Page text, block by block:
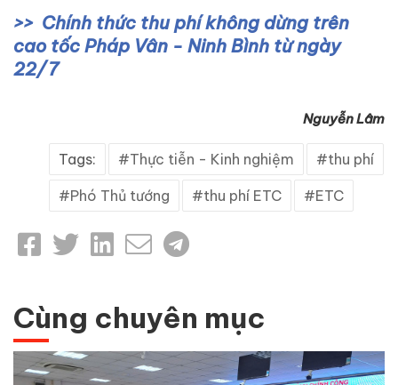
Chính thức thu phí không dừng trên
cao tốc Pháp Vân - Ninh Bình từ ngày
22/7
Nguyễn Lâm
Tags: Thực tiễn - Kinh nghiệm thu phí
Phó Thủ tướng thu phí ETC ETC
Cùng chuyên mục